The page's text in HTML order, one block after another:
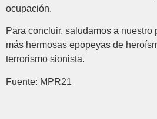
ocupación.
Para concluir, saludamos a
más hermosas epopeyas de
terrorismo sionista.
Fuente: MPR21